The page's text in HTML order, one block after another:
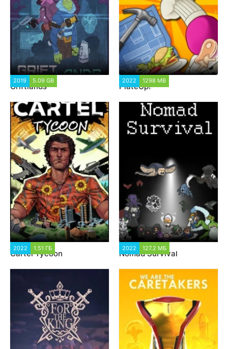
2019 5.09 GB
Griftlands
2022 1298 MB
PlateUp!
2022 1.51 ГБ
Cartel Tycoon
2022 127.2 МБ
Nomad Survival